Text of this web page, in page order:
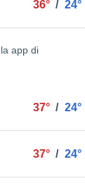
36° / 24°
la app di
37° / 24°
37° / 24°